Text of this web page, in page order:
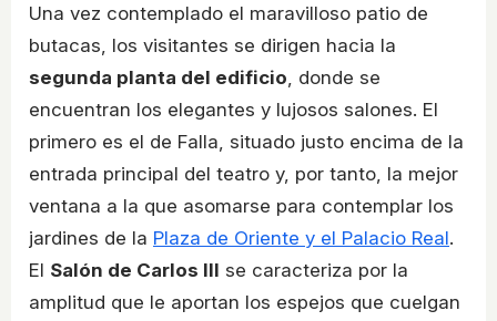
Una vez contemplado el maravilloso patio de
butacas, los visitantes se dirigen hacia la
segunda planta del edificio , donde se
encuentran los elegantes y lujosos salones. El
primero es el de Falla, situado justo encima de la
entrada principal del teatro y, por tanto, la mejor
ventana a la que asomarse para contemplar los
jardines de la Plaza de Oriente y el Palacio Real.
El Salón de Carlos III se caracteriza por la
amplitud que le aportan los espejos que cuelgan